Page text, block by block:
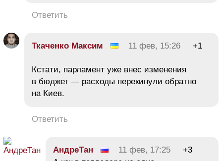
Ответить
Ткаченко Максим 11 фев, 15:26 +1
Кстати, парламент уже внес изменения
в бюджет — расходы перекинули обратно
на Киев.
Ответить
АндреТан 11 фев, 17:25
+3